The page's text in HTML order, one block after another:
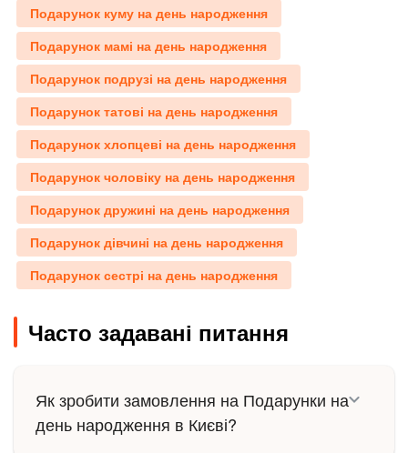
Подарунок куму на день народження
Подарунок мамі на день народження
Подарунок подрузі на день народження
Подарунок татові на день народження
Подарунок хлопцеві на день народження
Подарунок чоловіку на день народження
Подарунок дружині на день народження
Подарунок дівчині на день народження
Подарунок сестрі на день народження
Часто задавані питання
Як зробити замовлення на Подарунки на
день народження в Києві?